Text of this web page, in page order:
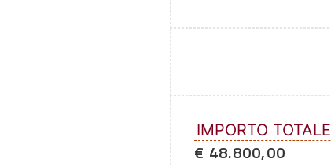
IMPORTO TOTALE
€ 48.800,00